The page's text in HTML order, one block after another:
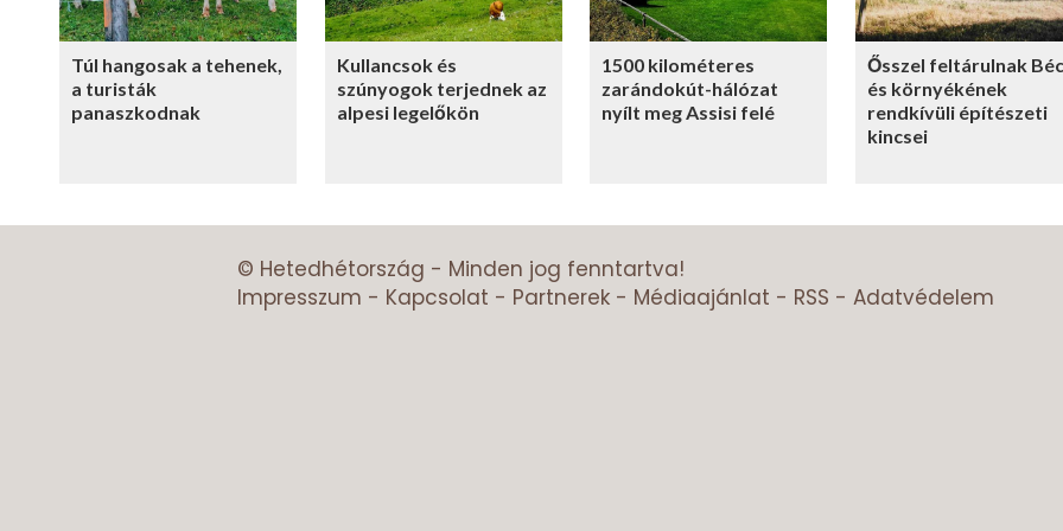
Túl hangosak a tehenek,
a turisták
panaszkodnak
Kullancsok és
szúnyogok terjednek az
alpesi legelőkön
1500 kilométeres
zarándokút-hálózat
nyílt meg Assisi felé
Ősszel feltárulnak
és környékének
rendkívüli építészeti
kincsei
© Hetedhétország - Minden jog fenntartva!
Impresszum - Kapcsolat - Partnerek - Médiaajánlat - RSS - Adatvédelem